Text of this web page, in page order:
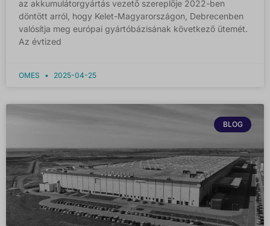
az akkumulátorgyártás vezető szereplője 2022-ben
döntött arról, hogy Kelet-Magyarországon, Debrecenben
valósítja meg európai gyártóbázisának következő ütemét.
Az évtized
OMES 2025-04-25
BLOG